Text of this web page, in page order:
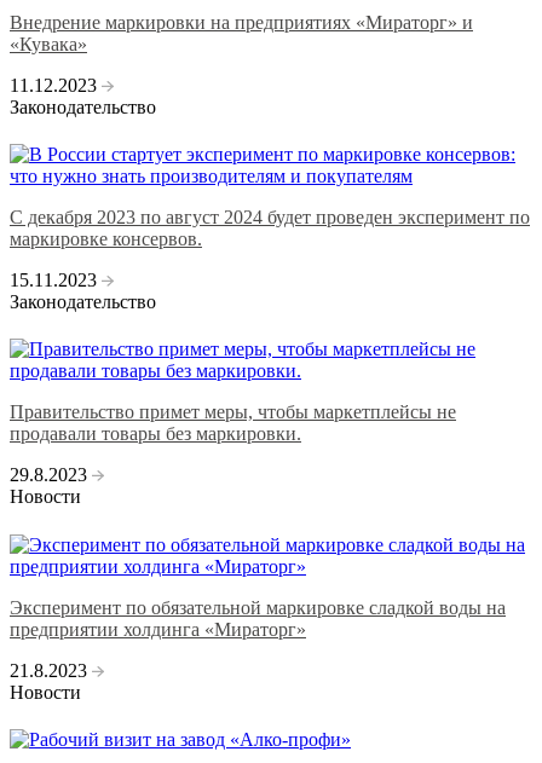
Внедрение маркировки на предприятиях «Мираторг» и
«Кувака»
11.12.2023
Законодательство
С декабря 2023 по август 2024 будет проведен эксперимент по
маркировке консервов.
15.11.2023
Законодательство
Правительство примет меры, чтобы маркетплейсы не
продавали товары без маркировки.
29.8.2023
Новости
Эксперимент по обязательной маркировке сладкой воды на
предприятии холдинга «Мираторг»
21.8.2023
Новости